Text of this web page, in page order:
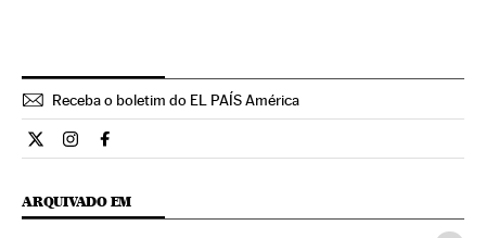
Receba o boletim do EL PAÍS América
Internacional El País Brasil en Twitter
Internacional El País Brasil en Instagram
Internacional El País Brasil en Facebook
ARQUIVADO EM